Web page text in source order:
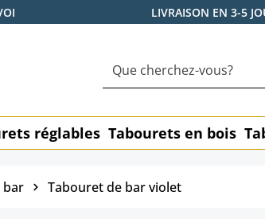
LIVRAISON EN 3-5
réglables Tabourets en bois
bar Tabouret de bar violet